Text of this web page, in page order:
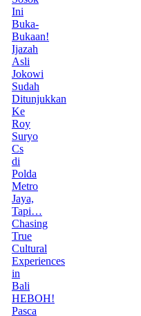
Ini
Buka-
Bukaan!
Ijazah
Asli
Jokowi
Sudah
Ditunjukkan
Ke
Roy
Suryo
Cs
di
Polda
Metro
Jaya,
Tapi…
Chasing
True
Cultural
Experiences
in
Bali
HEBOH!
Pasca